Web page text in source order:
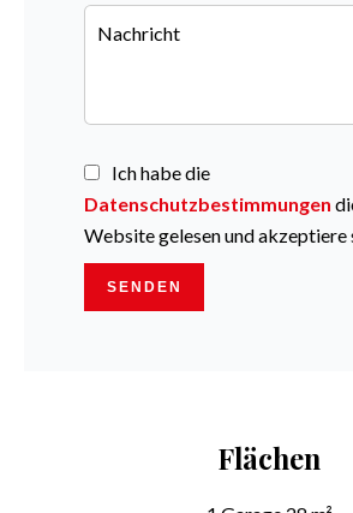
Ich habe die
Datenschutzbestimmungen
Website gelesen und akzeptiere
SENDEN
Flächen